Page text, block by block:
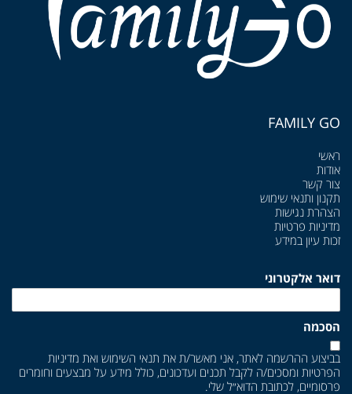
FAMILY GO
ראשי
אודות
צור קשר
תקנון ותנאי שימוש
הצהרת נגישות
מדיניות פרטיות
זכות עיון במידע
דואר אלקטרוני
הסכמה
בביצוע ההרשמה לאתר, אני מאשר/ת את תנאי השימוש ואת מדיניות
הפרטיות ומסכים/ה לקבל תכנים ועדכונים, כולל מידע על מבצעים וחומרים
פרסומיים, לכתובת הדוא״ל שלי.